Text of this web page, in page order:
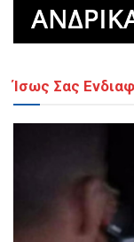
Ίσως Σας